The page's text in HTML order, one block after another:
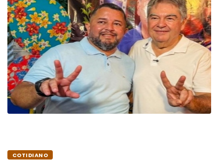
COTIDIANO